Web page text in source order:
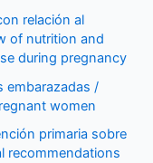
relación al
of nutrition and
during pregnancy
embarazadas /
women
primaria sobre
recommendations